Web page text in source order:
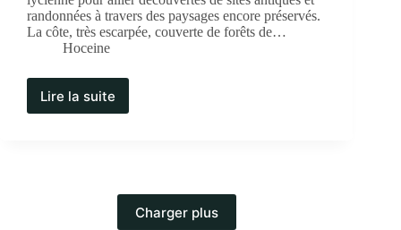
randonnées à travers des paysages encore préservés.
La côte, très escarpée, couverte de forêts de…
Hoceine
Lire la suite
Charger plus